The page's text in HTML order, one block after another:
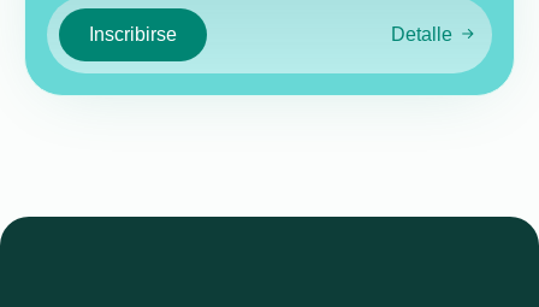
Inscribirse Detalle